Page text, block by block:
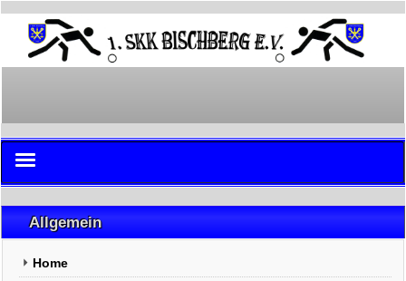
Home
Allgemein
Home